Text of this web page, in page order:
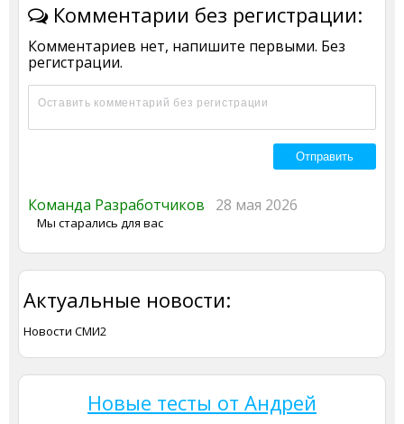
Комментарии без регистрации:
Комментариев нет, напишите первыми. Без
регистрации.
Команда Разработчиков 28 мая 2026
Мы старались для вас
Актуальные новости:
Новости СМИ2
Новые тесты от Андрей